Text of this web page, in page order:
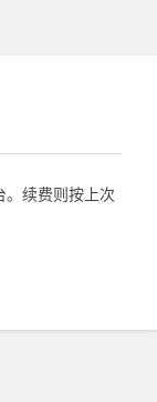
。续费则按上次